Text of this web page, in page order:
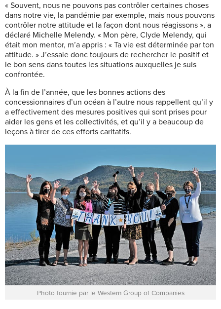
« Souvent, nous ne pouvons pas contrôler certaines choses
dans notre vie, la pandémie par exemple, mais nous pouvons
contrôler notre attitude et la façon dont nous réagissons », a
déclaré Michelle Melendy. « Mon père, Clyde Melendy, qui
était mon mentor, m’a appris : « Ta vie est déterminée par ton
attitude. » J’essaie donc toujours de rechercher le positif et
le bon sens dans toutes les situations auxquelles je suis
confrontée.
À la fin de l’année, que les bonnes actions des
concessionnaires d’un océan à l’autre nous rappellent qu’il y
a effectivement des mesures positives qui sont prises pour
aider les gens et les collectivités, et qu’il y a beaucoup de
leçons à tirer de ces efforts caritatifs.
Photo fournie par le Western Group of Companies